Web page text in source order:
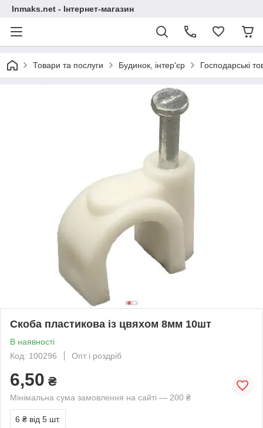
Inmaks.net - Інтернет-магазин
Товари та послуги Будинок, інтер'єр Господарські
Скоба пластикова із цвяхом 8мм 10шт
В наявності
Код: 100296
Опт і роздріб
6,50 ₴
Мінімальна сума замовлення на сайті — 200 ₴
6 ₴ від 5 шт.